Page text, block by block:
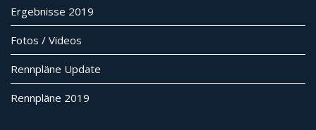
Ergebnisse 2019
Fotos / Videos
Rennpläne Update
Rennpläne 2019